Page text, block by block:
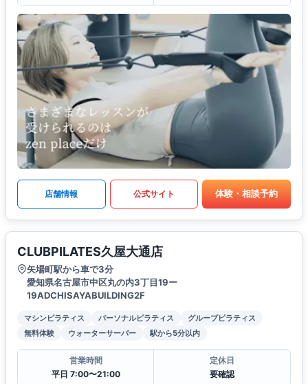
店舗情報 公式サイト 体験・相談予約
CLUBPILATES久屋大通店
矢場町駅から車で3分
愛知県名古屋市中区丸の内3丁目19ー
19ADCHISAYABUILDING2F
マシンピラティス パーソナルピラティス
グループピラティス
無料体験
ウォーターサーバー 駅から5分以内
営業時間
平日 7:00〜21:00
定休日
要確認